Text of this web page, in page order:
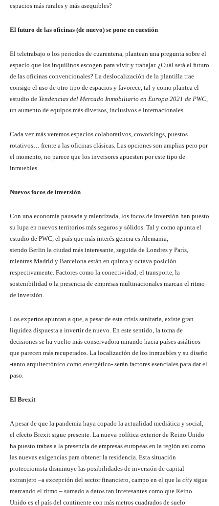
espacios más rurales y más asequibles?
El futuro de las oficinas (de nuevo) se pone en cuestión
El teletrabajo o los periodos de cuarentena, plantean una pregunta sobre el
espacio que los inquilinos escogen para vivir y trabajar. ¿Cuál será el futuro
de las oficinas convencionales? La deslocalización de la plantilla trae
consigo el uso de otro tipo de espacios y favorece, tal y como plantea el
estudio de Tendencias del Mercado Inmobiliario en Europa 2021 de PWC,
un aumento de equipos más diversos, inclusivos e internacionales.
Cada vez más veremos espacios colaborativos, coworkings, puestos
rotativos… frente a las oficinas clásicas. Las opciones son amplias pero por
el momento, no parece que los inversores apuesten por este tipo de
inmuebles.
Nuevos focos de inversión
Con una economía pausada y ralentizada, los focos de inversión han puesto
su lupa en nuevos territorios más seguros y sólidos. Tal y como apunta el
estudio de PWC, el país que más interés genera es Alemania,
siendo Berlin la ciudad más interesante, seguida de Londres y París,
mientras Madrid y Barcelona están en quinta y octava posición
respectivamente. Factores como la conectividad, el transporte, la
sostenibilidad o la presencia de empresas multinacionales marcan el ritmo
de inversión.
Los expertos apuntan a que, a pesar de esta crisis sanitaria, existe gran
liquidez dispuesta a invertir de nuevo. En este sentido, la toma de
decisiones se ha vuelto más conservadora mirando hacia países asiáticos
que parecen más recuperados. La localización de los inmuebles y su diseño
-tanto arquitectónico como energético- serán factores esenciales para dar el
paso.
El Brexit
A pesar de que la pandemia haya copado la actualidad mediática y social,
el efecto Brexit sigue presente. La nueva política exterior de Reino Unido
ha puesto trabas a la presencia de empresas europeas en la región así como
las nuevas exigencias para obtener la residencia. Esta situación
proteccionista disminuye las posibilidades de inversión de capital
extranjero –a excepción del sector financiero, campo en el que la city sigue
marcando el ritmo – sumado a datos tan interesantes como que Reino
Unido es el país del continente con más metros cuadrados de suelo